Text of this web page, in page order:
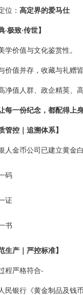
位： 高定界的爱马仕
·极致·传世】
学价值与文化鉴赏性。
价值并存，收藏与礼赠皆
净值人群、政企精英、
每一份纪念，都配得上
管控｜追溯体系】
人金币公司已建立黄金
码
证
书
生产｜严控标准】
程严格符合-
民银行《黄金制品及钱